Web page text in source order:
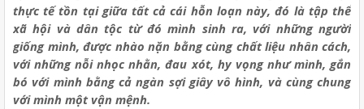
thực tế tồn tại giữa tất cả cái hỗn loạn này, đó là tập thể
xã hội và dân tộc từ đó mình sinh ra, với những người
giống mình, được nhào nặn bằng cùng chất liệu nhân cách,
với những nỗi nhọc nhằn, đau xót, hy vọng như mình, gắn
bó với mình bằng cả ngàn sợi giây vô hình, và cùng chung
với mình một vận mệnh.